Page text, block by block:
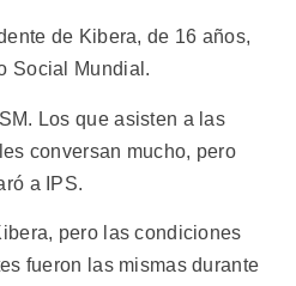
de Kibera, de 16 años,
Social Mundial.
Los que asisten a las
conversan mucho, pero
a IPS.
pero las condiciones
fueron las mismas durante